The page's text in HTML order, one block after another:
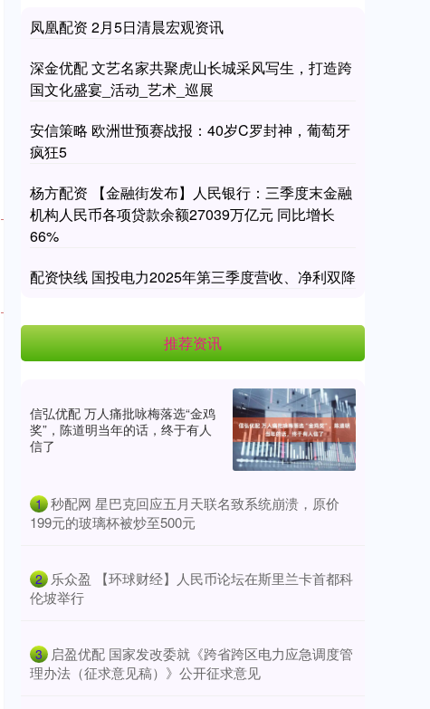
凤凰配资 2月5日清晨宏观资讯
深金优配 文艺名家共聚虎山长城采风写生，打造跨
国文化盛宴_活动_艺术_巡展
安信策略 欧洲世预赛战报：40岁C罗封神，葡萄牙
疯狂5
杨方配资 【金融街发布】人民银行：三季度末金融
机构人民币各项贷款余额27039万亿元 同比增长
66%
配资快线 国投电力2025年第三季度营收、净利双降
推荐资讯
信弘优配 万人痛批咏梅落选“金鸡
奖”，陈道明当年的话，终于有人
信了
1 ​秒配网 星巴克回应五月天联名致系统崩溃，原价
199元的玻璃杯被炒至500元
2 ​乐众盈 【环球财经】人民币论坛在斯里兰卡首都科
伦坡举行
3 ​启盈优配 国家发改委就《跨省跨区电力应急调度管
理办法（征求意见稿）》公开征求意见